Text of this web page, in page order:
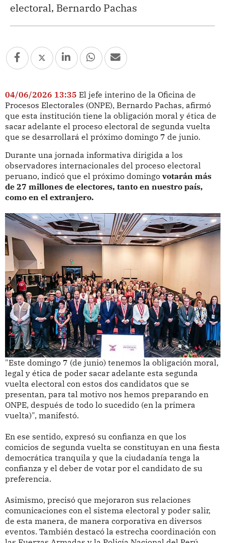
electoral, Bernardo Pachas
04/06/2026 13:35 El jefe interino de la Oficina de
Procesos Electorales (ONPE), Bernardo Pachas, afirmó
que esta institución tiene la obligación moral y ética de
sacar adelante el proceso electoral de segunda vuelta
que se desarrollará el próximo domingo 7 de junio.
Durante una jornada informativa dirigida a los
observadores internacionales del proceso electoral
peruano, indicó que el próximo domingo votarán más
de 27 millones de electores, tanto en nuestro país,
como en el extranjero.
"Este domingo 7 (de junio) tenemos la obligación moral,
legal y ética de poder sacar adelante esta segunda
vuelta electoral con estos dos candidatos que se
presentan, para tal motivo nos hemos preparando en
ONPE, después de todo lo sucedido (en la primera
vuelta)", manifestó.
En ese sentido, expresó su confianza en que los
comicios de segunda vuelta se constituyan en una fiesta
democrática tranquila y que la ciudadanía tenga la
confianza y el deber de votar por el candidato de su
preferencia.
Asimismo, precisó que mejoraron sus relaciones
comunicaciones con el sistema electoral y poder salir,
de esta manera, de manera corporativa en diversos
eventos. También destacó la estrecha coordinación con